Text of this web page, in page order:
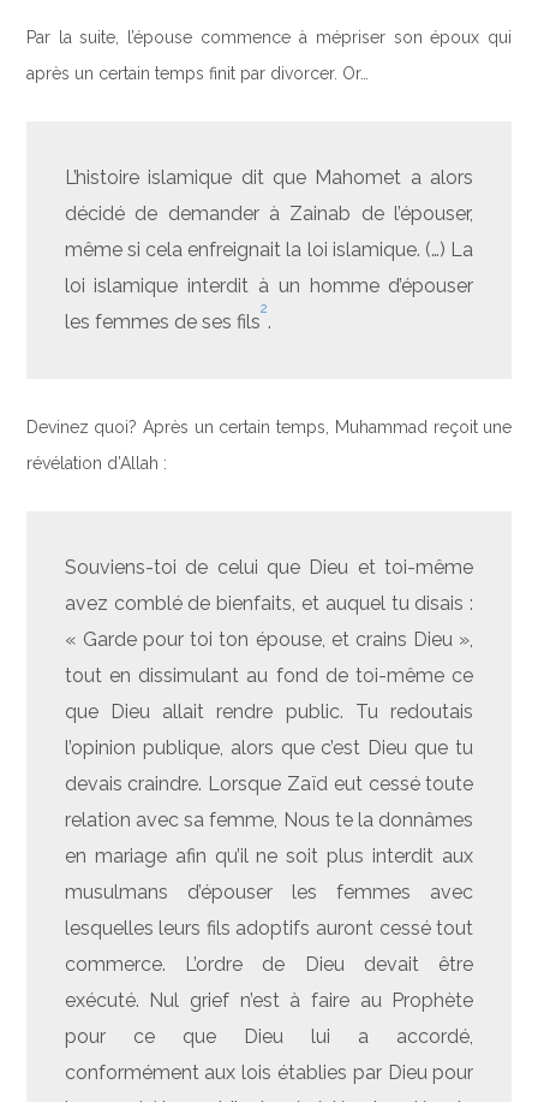
Par la suite, l’épouse commence à mépriser son époux qui
après un certain temps finit par divorcer. Or…
L’histoire islamique dit que Mahomet a alors
décidé de demander à Zainab de l’épouser,
même si cela enfreignait la loi islamique. (…) La
loi islamique interdit à un homme d’épouser
les femmes de ses fils
2
.
Devinez quoi? Après un certain temps, Muhammad reçoit une
révélation d’Allah :
Souviens-toi de celui que Dieu et toi-même
avez comblé de bienfaits, et auquel tu disais :
« Garde pour toi ton épouse, et crains Dieu »,
tout en dissimulant au fond de toi-même ce
que Dieu allait rendre public. Tu redoutais
l’opinion publique, alors que c’est Dieu que tu
devais craindre. Lorsque Zaïd eut cessé toute
relation avec sa femme, Nous te la donnâmes
en mariage afin qu’il ne soit plus interdit aux
musulmans d’épouser les femmes avec
lesquelles leurs fils adoptifs auront cessé tout
commerce. L’ordre de Dieu devait être
exécuté. Nul grief n’est à faire au Prophète
pour ce que Dieu lui a accordé,
conformément aux lois établies par Dieu pour